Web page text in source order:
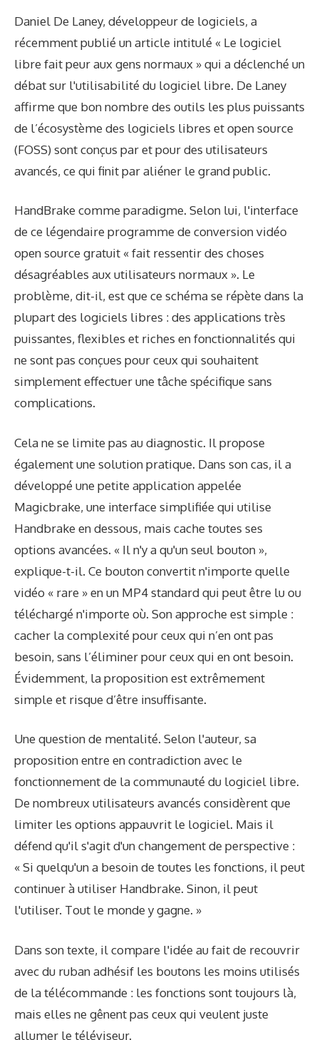
Daniel De Laney, développeur de logiciels, a
récemment publié un article intitulé « Le logiciel
libre fait peur aux gens normaux » qui a déclenché un
débat sur l'utilisabilité du logiciel libre. De Laney
affirme que bon nombre des outils les plus puissants
de l’écosystème des logiciels libres et open source
(FOSS) sont conçus par et pour des utilisateurs
avancés, ce qui finit par aliéner le grand public.
HandBrake comme paradigme. Selon lui, l'interface
de ce légendaire programme de conversion vidéo
open source gratuit « fait ressentir des choses
désagréables aux utilisateurs normaux ». Le
problème, dit-il, est que ce schéma se répète dans la
plupart des logiciels libres : des applications très
puissantes, flexibles et riches en fonctionnalités qui
ne sont pas conçues pour ceux qui souhaitent
simplement effectuer une tâche spécifique sans
complications.
Cela ne se limite pas au diagnostic. Il propose
également une solution pratique. Dans son cas, il a
développé une petite application appelée
Magicbrake, une interface simplifiée qui utilise
Handbrake en dessous, mais cache toutes ses
options avancées. « Il n'y a qu'un seul bouton »,
explique-t-il. Ce bouton convertit n'importe quelle
vidéo « rare » en un MP4 standard qui peut être lu ou
téléchargé n'importe où. Son approche est simple :
cacher la complexité pour ceux qui n’en ont pas
besoin, sans l’éliminer pour ceux qui en ont besoin.
Évidemment, la proposition est extrêmement
simple et risque d’être insuffisante.
Une question de mentalité. Selon l'auteur, sa
proposition entre en contradiction avec le
fonctionnement de la communauté du logiciel libre.
De nombreux utilisateurs avancés considèrent que
limiter les options appauvrit le logiciel. Mais il
défend qu'il s'agit d'un changement de perspective :
« Si quelqu'un a besoin de toutes les fonctions, il peut
continuer à utiliser Handbrake. Sinon, il peut
l'utiliser. Tout le monde y gagne. »
Dans son texte, il compare l'idée au fait de recouvrir
avec du ruban adhésif les boutons les moins utilisés
de la télécommande : les fonctions sont toujours là,
mais elles ne gênent pas ceux qui veulent juste
allumer le téléviseur.